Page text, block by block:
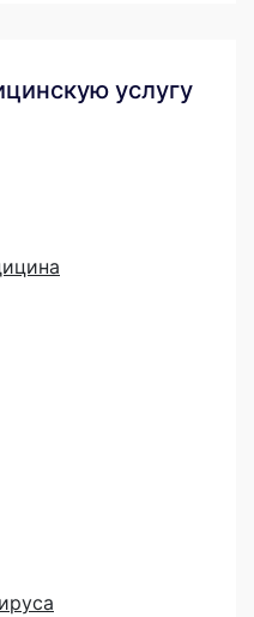
услугу